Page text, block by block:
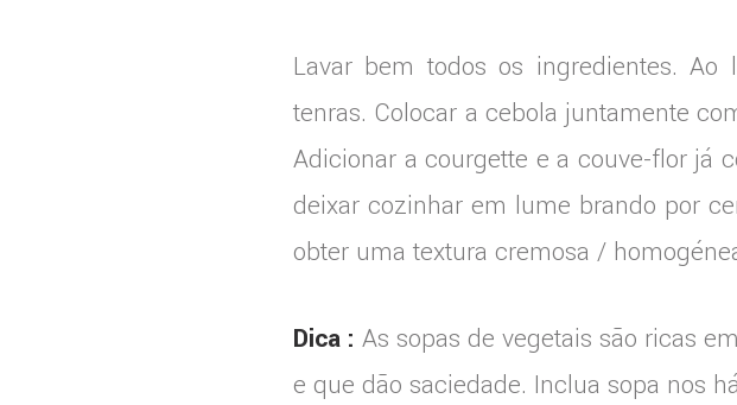
Lavar bem todos os ingredientes.
tenras. Colocar a cebola juntamente
Adicionar a courgette e a couve-flor já
deixar cozinhar em lume brando por
obter uma textura cremosa /
Dica : As sopas de vegetais são ricas
e que dão saciedade. Inclua sopa nos